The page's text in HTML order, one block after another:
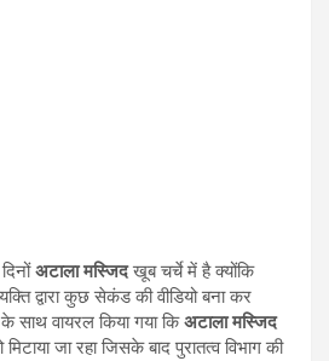
अटाला मस्जिदखूब चर्चे में है क्योंकि
द्वारा कुछ सेकंड की वीडियो बना कर
साथ वायरल किया गया किअटाला मस्जिद
जा रहा जिसके बाद पुरातत्व विभाग की